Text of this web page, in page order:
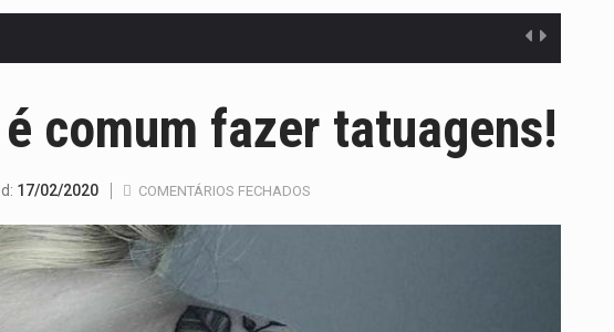
comum fazer tatuagens!
17/02/2020 COMENTÁRIOS FECHADOS